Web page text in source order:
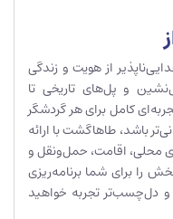
از هویت و زندگی
و پل‌های تاریخی تا
کامل برای هر گردشگر
باشد، طاهاگشت با ارائه
محلی، اقامت، حمل‌ونقل و
را برای شما برنامه‌ریزی
دل‌چسب‌تر تجربه خواهید